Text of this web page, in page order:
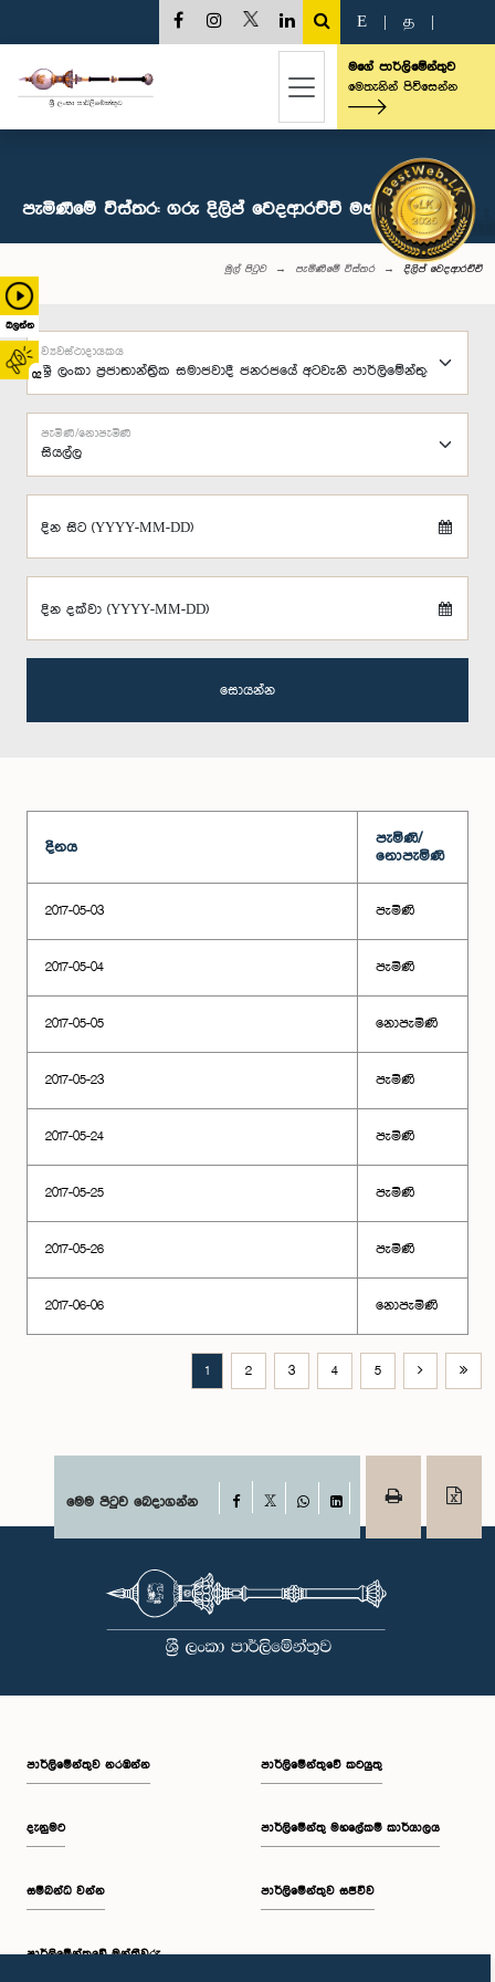
බලන්න
02
E த
මගේ පාර්ලිමේන්තුව
මෙතැනින් පිවිසෙන්න
පැමිණීමේ විස්තර: ගරු දිලිප් වෙදආරච්චි මහතා, පා.ම.
මුල් පිටුව පැමිණීමේ විස්තර දිලිප් වෙදආරච්චි
ව්‍යවස්ථාදායකය
පැමිණි/නොපැමිණි
දින සිට (YYYY-MM-DD)
දින දක්වා (YYYY-MM-DD)
සොයන්න
දිනය
පැමිණි/
නොපැමිණි
2017-05-03 පැමිණි
2017-05-04 පැමිණි
2017-05-05 නොපැමිණි
2017-05-23 පැමිණි
2017-05-24 පැමිණි
2017-05-25 පැමිණි
2017-05-26 පැමිණි
2017-06-06 නොපැමිණි
1 2 3 4 5
මෙම පිටුව බෙදාගන්න Facebook
WhatsAppLinkedIn
පාර්ලි‌මේන්තුව නරඹන්න
දැනුමට
සම්බන්ධ වන්න
පාර්ලි‌මේන්තුවේ මන්ත්‍රීවරු
පාර්ලිමේන්තුවේ කටයුතු
පාර්ලිමේන්තු මහලේකම් කාර්යාලය
පාර්ලිමේන්තුව සජීවීව